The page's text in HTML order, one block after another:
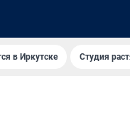
в Иркутске Студия